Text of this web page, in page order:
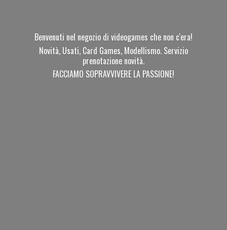
Benvenuti nel negozio di videogames che non c'era!
Novità, Usati, Card Games, Modellismo. Servizio
prenotazione novità.
FACCIAMO SOPRAVVIVERE LA PASSIONE!